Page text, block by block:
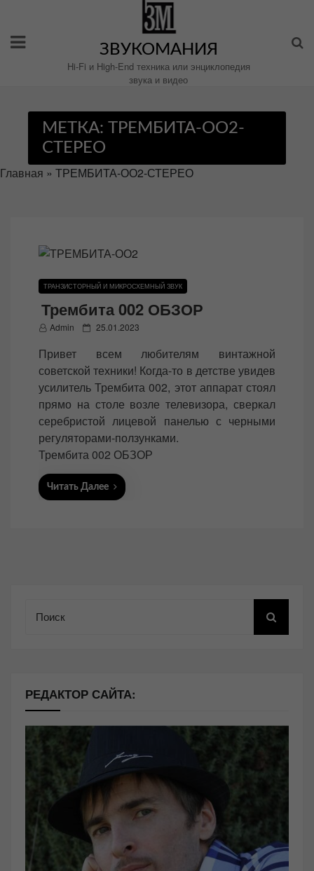
содержимому
ЗВУКОМАНИЯ
Hi-Fi и High-End техника или энциклопедия
звука и видео
МЕТКА: ТРЕМБИТА-ОО2-
СТЕРЕО
Главная » ТРЕМБИТА-ОО2-СТЕРЕО
ТРАНЗИСТОРНЫЙ И МИКРОСХЕМНЫЙ ЗВУК
Трембита 002 ОБЗОР
Admin
P
e
o
n
25.01.2023
Привет всем любителям винтажной
советской техники! Когда-то в детстве увидев
усилитель Трембита 002, этот аппарат стоял
прямо на столе возле телевизора, сверкал
серебристой лицевой панелью с черными
регуляторами-ползунками.
Трембита 002 ОБЗОР
Читать Далее
РЕДАКТОР САЙТА: